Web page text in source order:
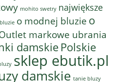
mohito swetry największe
o modnej bluzie o
markowe ubrania
damskie Polskie
sklep ebutik.pl
damskie tanie bluzy